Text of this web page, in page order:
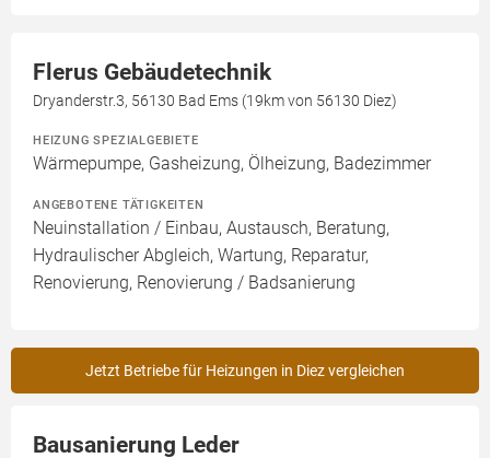
Flerus Gebäudetechnik
Dryanderstr.3, 56130 Bad Ems (19km von 56130 Diez)
HEIZUNG SPEZIALGEBIETE
Wärmepumpe, Gasheizung, Ölheizung, Badezimmer
ANGEBOTENE TÄTIGKEITEN
Neuinstallation / Einbau, Austausch, Beratung,
Hydraulischer Abgleich, Wartung, Reparatur,
Renovierung, Renovierung / Badsanierung
Jetzt Betriebe für Heizungen in Diez vergleichen
Bausanierung Leder